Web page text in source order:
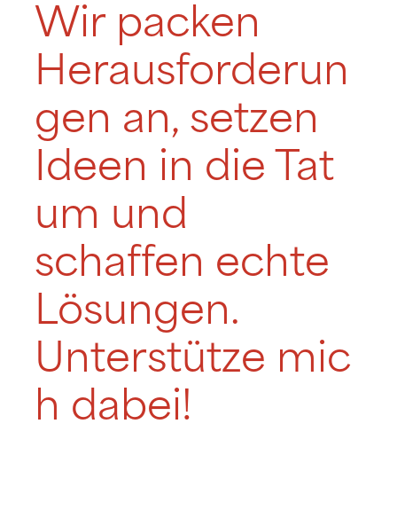
Wir packen
Herausforderun
gen an, setzen
Ideen in die Tat
um und
schaffen echte
Lösungen.
Unterstütze mic
h dabei!